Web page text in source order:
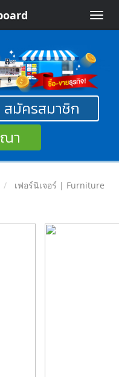
Toggle
สมัครสมาชิก
า
เฟอร์นิเจอร์ | Furniture